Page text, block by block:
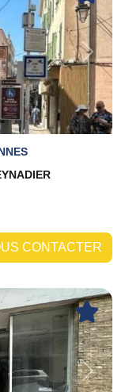
Next
CONTACTER
Next